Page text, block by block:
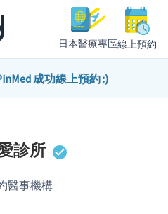
日本醫療專區線上預約
療人員
成功線上預約 :)
診所
醫事機構